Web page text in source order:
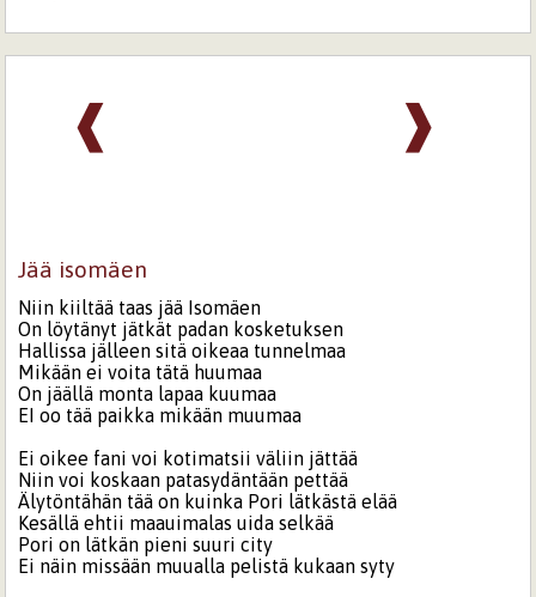
❱
❰
Jää isomäen
Niin kiiltää taas jää Isomäen
On löytänyt jätkät padan kosketuksen
Hallissa jälleen sitä oikeaa tunnelmaa
Mikään ei voita tätä huumaa
On jäällä monta lapaa kuumaa
EI oo tää paikka mikään muumaa
Ei oikee fani voi kotimatsii väliin jättää
Niin voi koskaan patasydäntään pettää
Älytöntähän tää on kuinka Pori lätkästä elää
Kesällä ehtii maauimalas uida selkää
Pori on lätkän pieni suuri city
Ei näin missään muualla pelistä kukaan syty